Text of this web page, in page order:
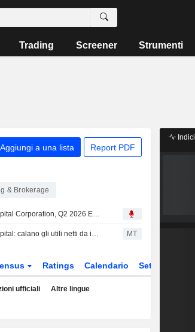
Trading Screener Strumenti
Aggiungi a una lista Report PDF
& Brokerage
Main Street Capital Corporation, Q2 2026 Earnings Call, Aug 07, 2026
Main Street Capital: calano gli utili netti da investimento distribuibili nel secondo trimestre MT
Ratings Calendario Settore
ufficiali Altre lingue
Indici